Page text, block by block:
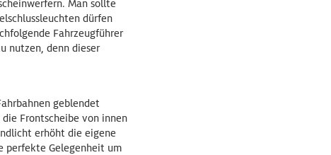
Man sollte
dürfen
Fahrzeugführer
nutzen, denn dieser
geblendet
Frontscheibe von innen
erhöht die eigene
perfekte Gelegenheit um